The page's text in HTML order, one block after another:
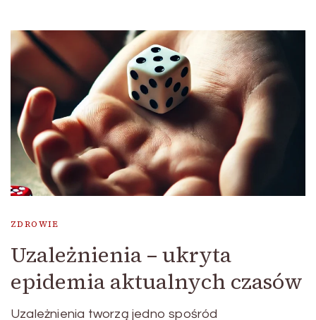
ZDROWIE
Uzależnienia – ukryta
epidemia aktualnych czasów
Uzależnienia tworzą jedno spośród